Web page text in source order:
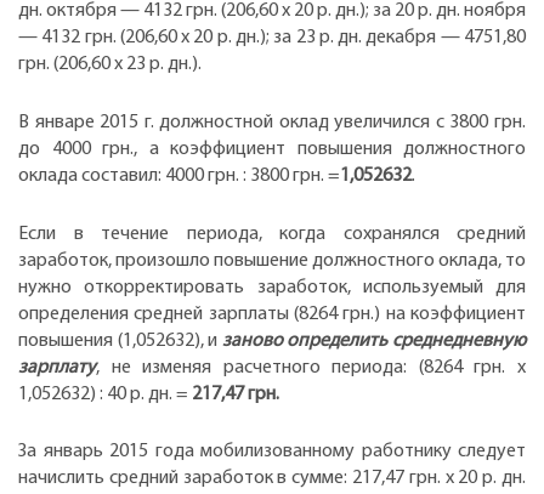
дн. октября — 4132 грн. (206,60 х 20 р. дн.); за 20 р. дн. ноября
— 4132 грн. (206,60 х 20 р. дн.); за 23 р. дн. декабря — 4751,80
грн. (206,60 х 23 р. дн.).
В январе 2015 г. должностной оклад увеличился с 3800 грн.
до 4000 грн., а коэффициент повышения должностного
оклада составил: 4000 грн. : 3800 грн. =1,052632.
Если в течение периода, когда сохранялся средний
заработок, произошло повышение должностного оклада, то
нужно откорректировать заработок, используемый для
определения средней зарплаты (8264 грн.) на коэффициент
повышения (1,052632), и заново определить среднедневную
зарплату, не изменяя расчетного периода: (8264 грн. х
1,052632) : 40 р. дн. = 217,47 грн.
За январь 2015 года мобилизованному работнику следует
начислить средний заработок в сумме: 217,47 грн. х 20 р. дн.